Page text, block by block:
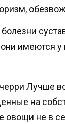
имеются у
Лучше
на
овощи не в